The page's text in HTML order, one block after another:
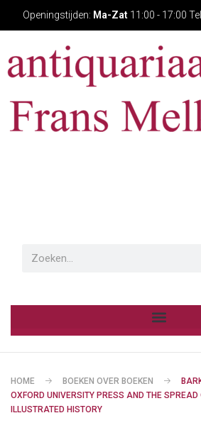
Openingstijden: Ma-Zat 11:00 - 17:00
HOME BOEKEN OVER BOEKEN
OXFORD UNIVERSITY PRESS AND THE SPREAD
ILLUSTRATED HISTORY